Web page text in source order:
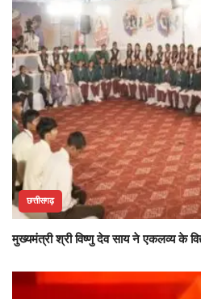
छत्तीसगढ़
मुख्यमंत्री श्री विष्णु देव साय ने एकलव्य के